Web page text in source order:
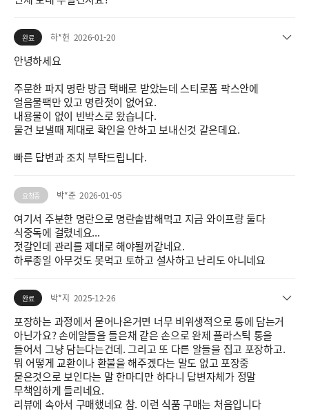
완료 하*헌 2026-01-20
안녕하세요
주문한 파지 명란 방금 택배로 받았는데 스티로폼 팍스안에
얼음물팩만 있고 명란젓이 없어요.
내용물이 없이 빈박스로 왔습니다.
물건 보낼때 제대로 확인을 안하고 보내신것 같은데요.
빠른 답변과 조치 부탁드립니다.
요청중 박*준 2026-01-05
여기서 주분한 명란으로 명란솥밥해먹고 지금 와이프랑 둘다
식중독에 걸렸네요...
젓갈인데 관리를 제대로 해야될꺼같네요.
하루종일 아무것도 못먹고 토하고 설사하고 난리도 아니네요
완료 박*지 2025-12-26
포장하는 과정에서 묻어나온거면 너무 비위생적으로 통에 담는거
아닌가요? 손에알들을 들은채 같은 손으로 완제 플라스틱 통을
들어서 그냥 담는다는건데. 그리고 또 다른 알들을 집고 포장하고.
뭐 어떻게 교환이나 환불을 해주겠다는 말도 없고 포장중
묻은것으로 보인다는 말 한마디만 하다니 답변자체가 정말
무책임하게 들리네요.
리뷰에 속아서 구매했네요 참. 이런 식품 구매는 처음입니다